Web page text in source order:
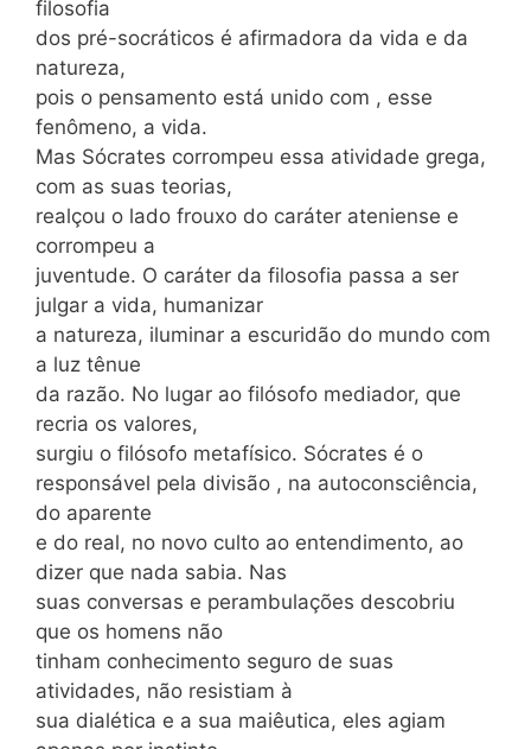
filosofia
dos pré-socráticos é afirmadora da vida e da
natureza,
pois o pensamento está unido com , esse
fenômeno, a vida.
Mas Sócrates corrompeu essa atividade grega,
com as suas teorias,
realçou o lado frouxo do caráter ateniense e
corrompeu a
juventude. O caráter da filosofia passa a ser
julgar a vida, humanizar
a natureza, iluminar a escuridão do mundo com
a luz tênue
da razão. No lugar ao filósofo mediador, que
recria os valores,
surgiu o filósofo metafísico. Sócrates é o
responsável pela divisão , na autoconsciência,
do aparente
e do real, no novo culto ao entendimento, ao
dizer que nada sabia. Nas
suas conversas e perambulações descobriu
que os homens não
tinham conhecimento seguro de suas
atividades, não resistiam à
sua dialética e a sua maiêutica, eles agiam